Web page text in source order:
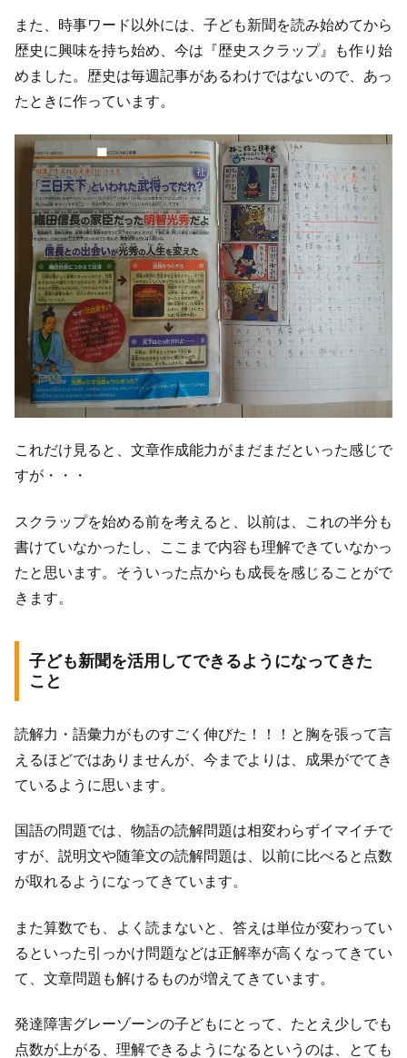
また、時事ワード以外には、子ども新聞を読み始めてから
歴史に興味を持ち始め、今は『歴史スクラップ』も作り始
めました。歴史は毎週記事があるわけではないので、あっ
たときに作っています。
これだけ見ると、文章作成能力がまだまだといった感じで
すが・・・
スクラップを始める前を考えると、以前は、これの半分も
書けていなかったし、ここまで内容も理解できていなかっ
たと思います。そういった点からも成長を感じることがで
きます。
子ども新聞を活用してできるようになってきた
こと
読解力・語彙力がものすごく伸びた！！！と胸を張って言
えるほどではありませんが、今までよりは、成果がでてき
ているように思います。
国語の問題では、物語の読解問題は相変わらずイマイチで
すが、説明文や随筆文の読解問題は、以前に比べると点数
が取れるようになってきています。
また算数でも、よく読まないと、答えは単位が変わってい
るといった引っかけ問題などは正解率が高くなってきてい
て、文章問題も解けるものが増えてきています。
発達障害グレーゾーンの子どもにとって、たとえ少しでも
点数が上がる、理解できるようになるというのは、とても